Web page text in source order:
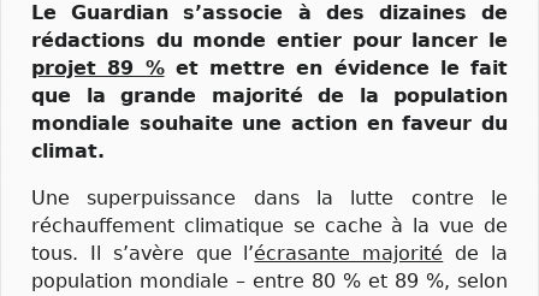
Le Guardian s’associe à des dizaines de
rédactions du monde entier pour lancer le
projet 89 %et mettre en évidence le fait
que la grande majorité de la population
mondiale souhaite une action en faveur du
climat.
Une superpuissance dans la lutte contre le
réchauffement climatique se cache à la vue de
tous. Il s’avère que l’écrasante majorité de la
population mondiale – entre 80 % et 89 %, selon